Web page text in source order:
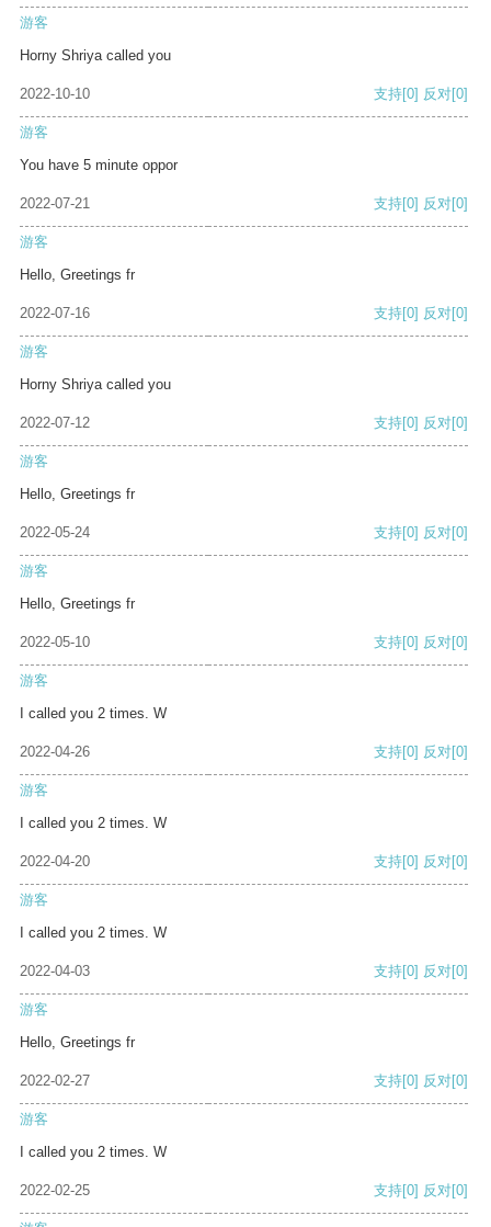
游客
Horny Shriya called you
2022-10-10 支持[0] 反对[0]
游客
You have 5 minute oppor
2022-07-21 支持[0] 反对[0]
游客
Hello, Greetings fr
2022-07-16 支持[0] 反对[0]
游客
Horny Shriya called you
2022-07-12 支持[0] 反对[0]
游客
Hello, Greetings fr
2022-05-24 支持[0] 反对[0]
游客
Hello, Greetings fr
2022-05-10 支持[0] 反对[0]
游客
I called you 2 times. W
2022-04-26 支持[0] 反对[0]
游客
I called you 2 times. W
2022-04-20 支持[0] 反对[0]
游客
I called you 2 times. W
2022-04-03 支持[0] 反对[0]
游客
Hello, Greetings fr
2022-02-27 支持[0] 反对[0]
游客
I called you 2 times. W
2022-02-25 支持[0] 反对[0]